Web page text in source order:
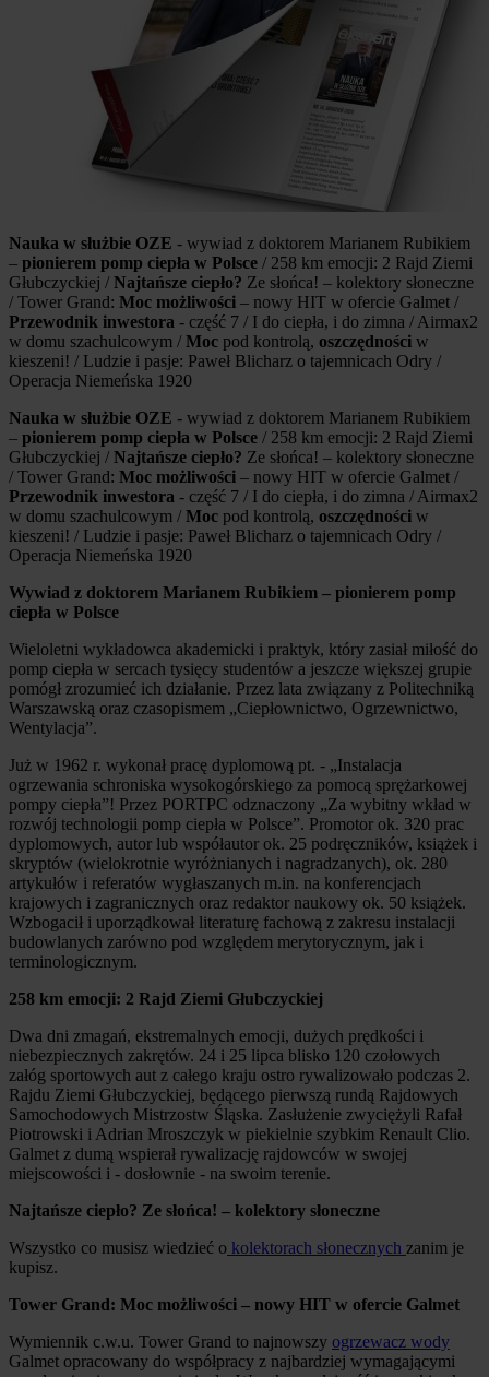
Nauka w służbie OZE - wywiad z doktorem Marianem Rubikiem
– pionierem pomp ciepła w Polsce / 258 km emocji: 2 Rajd Ziemi
Głubczyckiej / Najtańsze ciepło? Ze słońca! – kolektory słoneczne
/ Tower Grand: Moc możliwości – nowy HIT w ofercie Galmet /
Przewodnik inwestora - część 7 / I do ciepła, i do zimna / Airmax2
w domu szachulcowym / Moc pod kontrolą, oszczędności w
kieszeni! / Ludzie i pasje: Paweł Blicharz o tajemnicach Odry /
Operacja Niemeńska 1920
Nauka w służbie OZE - wywiad z doktorem Marianem Rubikiem
– pionierem pomp ciepła w Polsce / 258 km emocji: 2 Rajd Ziemi
Głubczyckiej / Najtańsze ciepło? Ze słońca! – kolektory słoneczne
/ Tower Grand: Moc możliwości – nowy HIT w ofercie Galmet /
Przewodnik inwestora - część 7 / I do ciepła, i do zimna / Airmax2
w domu szachulcowym / Moc pod kontrolą, oszczędności w
kieszeni! / Ludzie i pasje: Paweł Blicharz o tajemnicach Odry /
Operacja Niemeńska 1920
Wywiad z doktorem Marianem Rubikiem – pionierem pomp
ciepła w Polsce
Wieloletni wykładowca akademicki i praktyk, który zasiał miłość do
pomp ciepła w sercach tysięcy studentów a jeszcze większej grupie
pomógł zrozumieć ich działanie. Przez lata związany z Politechniką
Warszawską oraz czasopismem „Ciepłownictwo, Ogrzewnictwo,
Wentylacja”.
Już w 1962 r. wykonał pracę dyplomową pt. - „Instalacja
ogrzewania schroniska wysokogórskiego za pomocą sprężarkowej
pompy ciepła”! Przez PORTPC odznaczony „Za wybitny wkład w
rozwój technologii pomp ciepła w Polsce”. Promotor ok. 320 prac
dyplomowych, autor lub współautor ok. 25 podręczników, książek i
skryptów (wielokrotnie wyróżnianych i nagradzanych), ok. 280
artykułów i referatów wygłaszanych m.in. na konferencjach
krajowych i zagranicznych oraz redaktor naukowy ok. 50 książek.
Wzbogacił i uporządkował literaturę fachową z zakresu instalacji
budowlanych zarówno pod względem merytorycznym, jak i
terminologicznym.
258 km emocji: 2 Rajd Ziemi Głubczyckiej
Dwa dni zmagań, ekstremalnych emocji, dużych prędkości i
niebezpiecznych zakrętów. 24 i 25 lipca blisko 120 czołowych
załóg sportowych aut z całego kraju ostro rywalizowało podczas 2.
Rajdu Ziemi Głubczyckiej, będącego pierwszą rundą Rajdowych
Samochodowych Mistrzostw Śląska. Zasłużenie zwyciężyli Rafał
Piotrowski i Adrian Mroszczyk w piekielnie szybkim Renault Clio.
Galmet z dumą wspierał rywalizację rajdowców w swojej
miejscowości i - dosłownie - na swoim terenie.
Najtańsze ciepło? Ze słońca! – kolektory słoneczne
Wszystko co musisz wiedzieć o kolektorach słonecznych zanim je
kupisz.
Tower Grand: Moc możliwości – nowy HIT w ofercie Galmet
Wymiennik c.w.u. Tower Grand to najnowszy ogrzewacz wody
Galmet opracowany do współpracy z najbardziej wymagającymi